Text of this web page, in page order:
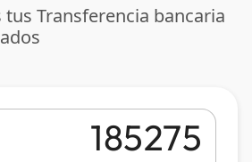
tus Transferencia bancaria